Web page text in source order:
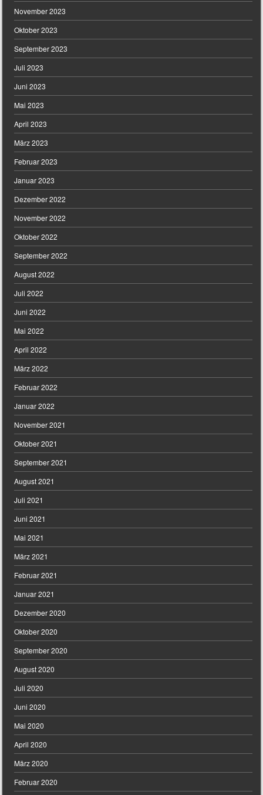
November 2023
Oktober 2023
September 2023
Juli 2023
Juni 2023
Mai 2023
April 2023
März 2023
Februar 2023
Januar 2023
Dezember 2022
November 2022
Oktober 2022
September 2022
August 2022
Juli 2022
Juni 2022
Mai 2022
April 2022
März 2022
Februar 2022
Januar 2022
November 2021
Oktober 2021
September 2021
August 2021
Juli 2021
Juni 2021
Mai 2021
März 2021
Februar 2021
Januar 2021
Dezember 2020
Oktober 2020
September 2020
August 2020
Juli 2020
Juni 2020
Mai 2020
April 2020
März 2020
Februar 2020